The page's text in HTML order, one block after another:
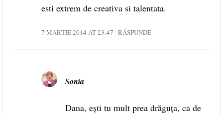
esti extrem de creativa si talentata.
7 MARTIE 2014 AT 23:47 RĂSPUNDE
Sonia
Dana, ești tu mult prea drăguța, ca de